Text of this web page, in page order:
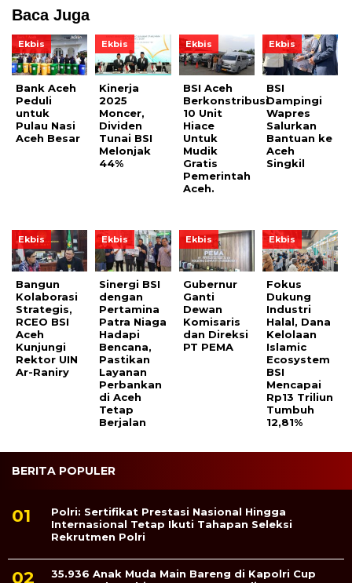
Baca Juga
Ekbis
Bank Aceh
Peduli
untuk
Pulau Nasi
Aceh Besar
Ekbis
Kinerja
2025
Moncer,
Dividen
Tunai BSI
Melonjak
44%
Ekbis
BSI Aceh
Berkonstribusi
10 Unit
Hiace
Untuk
Mudik
Gratis
Pemerintah
Aceh.
Ekbis
BSI
Dampingi
Wapres
Salurkan
Bantuan ke
Aceh
Singkil
Ekbis
Bangun
Kolaborasi
Strategis,
RCEO BSI
Aceh
Kunjungi
Rektor UIN
Ar-Raniry
Ekbis
Sinergi BSI
dengan
Pertamina
Patra Niaga
Hadapi
Bencana,
Pastikan
Layanan
Perbankan
di Aceh
Tetap
Berjalan
Ekbis
Gubernur
Ganti
Dewan
Komisaris
dan Direksi
PT PEMA
Ekbis
Fokus
Dukung
Industri
Halal, Dana
Kelolaan
Islamic
Ecosystem
BSI
Mencapai
Rp13 Triliun
Tumbuh
12,81%
BERITA POPULER
Polri: Sertifikat Prestasi Nasional Hingga
Internasional Tetap Ikuti Tahapan Seleksi
Rekrutmen Polri
35.936 Anak Muda Main Bareng di Kapolri Cup